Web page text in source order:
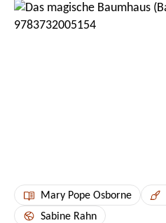
Bildergalerie überspringen
Mary Pope Osborne
Sabine Rahn